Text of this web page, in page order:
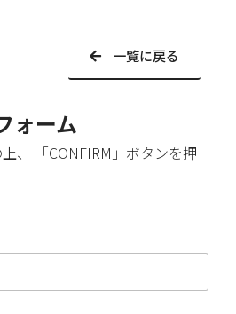
一覧に戻る
ォーム
、 「CONFIRM」ボタンを押